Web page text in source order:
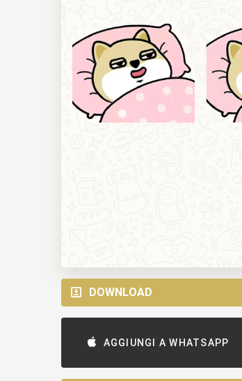
DOWNLOAD
AGGIUNGI A WHATSAPP